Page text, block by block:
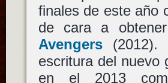
finales de este año
de cara a
Avengers(2012).
escritura del nuevo
en el 2013